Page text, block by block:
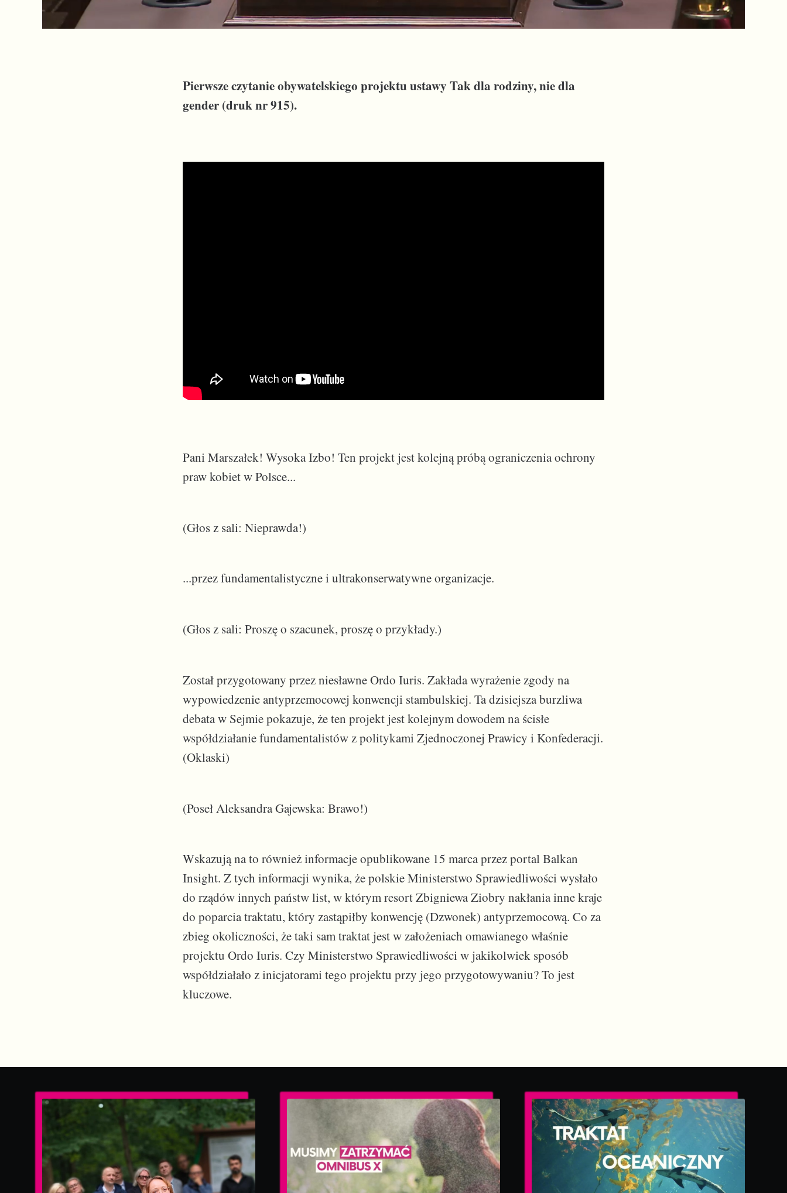
Pierwsze czytanie obywatelskiego projektu ustawy Tak dla rodziny, nie dla
gender (druk nr 915).
Pani Marszałek! Wysoka Izbo! Ten projekt jest kolejną próbą ograniczenia ochrony
praw kobiet w Polsce...
(Głos z sali: Nieprawda!)
...przez fundamentalistyczne i ultrakonserwatywne organizacje.
(Głos z sali: Proszę o szacunek, proszę o przykłady.)
Został przygotowany przez niesławne Ordo Iuris. Zakłada wyrażenie zgody na
wypowiedzenie antyprzemocowej konwencji stambulskiej. Ta dzisiejsza burzliwa
debata w Sejmie pokazuje, że ten projekt jest kolejnym dowodem na ścisłe
współdziałanie fundamentalistów z politykami Zjednoczonej Prawicy i Konfederacji.
(Oklaski)
(Poseł Aleksandra Gajewska: Brawo!)
Wskazują na to również informacje opublikowane 15 marca przez portal Balkan
Insight. Z tych informacji wynika, że polskie Ministerstwo Sprawiedliwości wysłało
do rządów innych państw list, w którym resort Zbigniewa Ziobry nakłania inne kraje
do poparcia traktatu, który zastąpiłby konwencję (Dzwonek) antyprzemocową. Co za
zbieg okoliczności, że taki sam traktat jest w założeniach omawianego właśnie
projektu Ordo Iuris. Czy Ministerstwo Sprawiedliwości w jakikolwiek sposób
współdziałało z inicjatorami tego projektu przy jego przygotowywaniu? To jest
kluczowe.